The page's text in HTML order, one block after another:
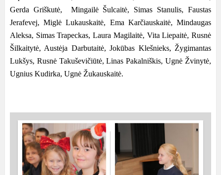
Gerda Griškutė, Mingailė Šulcaitė, Simas Stanulis, Faustas
Jerafevej, Miglė Lukauskaitė, Ema Karčiauskaitė, Mindaugas
Aleksa, Simas Trapeckas, Laura Magilaitė, Vita Liepaitė, Rusnė
Šilkaitytė, Austėja Darbutaitė, Jokūbas Klešnieks, Žygimantas
Lukšys, Rusnė Takuševičiūtė, Linas Pakalniškis, Ugnė Žvinytė,
Ugnius Kudirka, Ugnė Žukauskaitė.